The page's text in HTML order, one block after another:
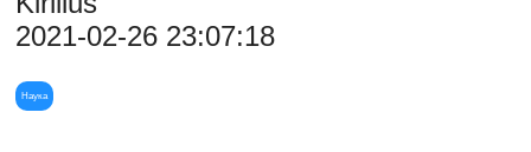
2021-02-26 23:07:18
Наука